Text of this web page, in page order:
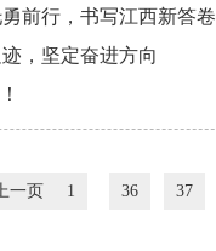
前行，书写江西新答卷
，坚定奋进方向
上一页 1 36 37